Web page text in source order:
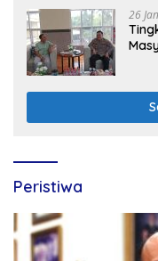
26
Peristiwa